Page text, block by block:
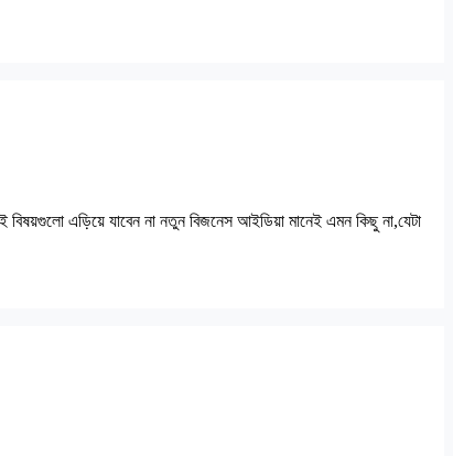
এড়িয়ে যাবেন না নতুন বিজনেস আইডিয়া মানেই এমন কিছু না,যেটা